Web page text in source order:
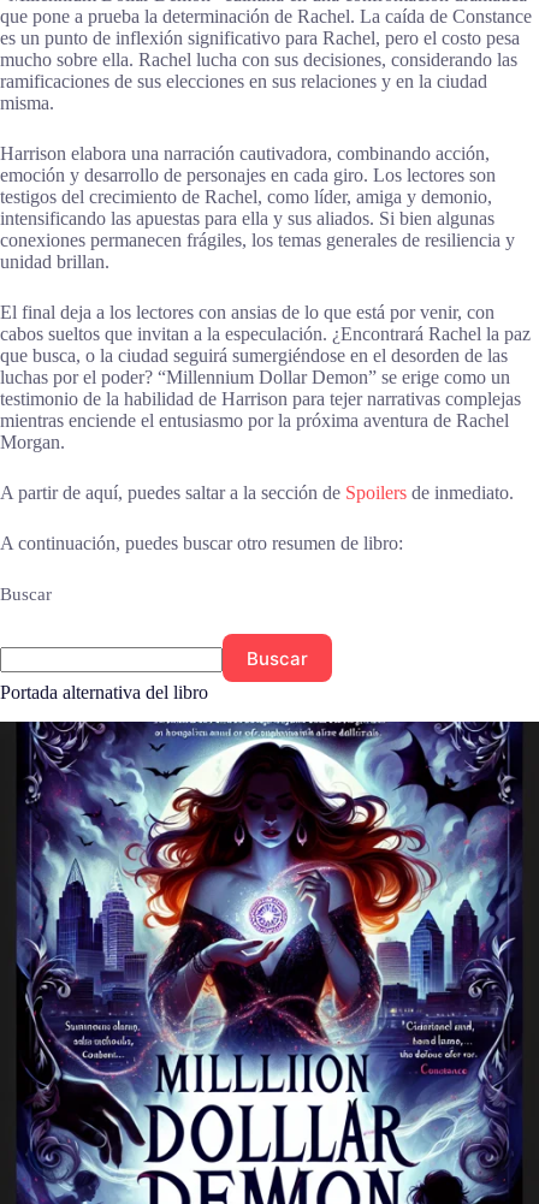
que pone a prueba la determinación de Rachel. La caída de Constance
es un punto de inflexión significativo para Rachel, pero el costo pesa
mucho sobre ella. Rachel lucha con sus decisiones, considerando las
ramificaciones de sus elecciones en sus relaciones y en la ciudad
misma.
Harrison elabora una narración cautivadora, combinando acción,
emoción y desarrollo de personajes en cada giro. Los lectores son
testigos del crecimiento de Rachel, como líder, amiga y demonio,
intensificando las apuestas para ella y sus aliados. Si bien algunas
conexiones permanecen frágiles, los temas generales de resiliencia y
unidad brillan.
El final deja a los lectores con ansias de lo que está por venir, con
cabos sueltos que invitan a la especulación. ¿Encontrará Rachel la paz
que busca, o la ciudad seguirá sumergiéndose en el desorden de las
luchas por el poder? “Millennium Dollar Demon” se erige como un
testimonio de la habilidad de Harrison para tejer narrativas complejas
mientras enciende el entusiasmo por la próxima aventura de Rachel
Morgan.
A partir de aquí, puedes saltar a la sección de Spoilers de inmediato.
A continuación, puedes buscar otro resumen de libro:
Buscar
Buscar
Portada alternativa del libro